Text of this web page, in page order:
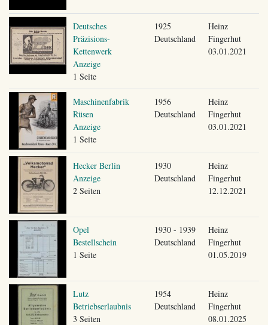
Deutsches
Präzisions-
Kettenwerk
Anzeige
1 Seite
1925
Deutschland
Heinz
Fingerhut
03.01.2021
Maschinenfabrik
Rüsen
Anzeige
1 Seite
1956
Deutschland
Heinz
Fingerhut
03.01.2021
Hecker Berlin
Anzeige
2 Seiten
1930
Deutschland
Heinz
Fingerhut
12.12.2021
Opel
Bestellschein
1 Seite
1930 - 1939
Deutschland
Heinz
Fingerhut
01.05.2019
Lutz
Betriebserlaubnis
3 Seiten
1954
Deutschland
Heinz
Fingerhut
08.01.2025